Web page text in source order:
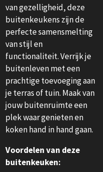
van gezelligheid, deze
buitenkeukens zijn de
perfecte samensmelting
van stijl en
functionaliteit. Verrijk je
buitenleven met een
prachtige toevoeging aan
je terras of tuin. Maak van
jouw buitenruimte een
plek waar genieten en
koken hand in hand gaan.
Voordelen van deze
buitenkeuken: